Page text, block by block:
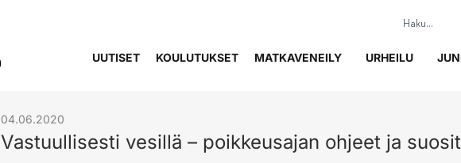
UUTISET KOULUTUKSET MATKAVENEILY URHEILU
04.06.2020
Vastuullisesti vesillä – poikkeusajan ohjeet ja